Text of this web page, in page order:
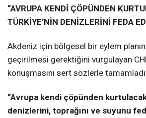
“AVRUPA KENDİ ÇÖPÜNDEN
TÜRKİYE’NİN DENİZLERİNİ FEDA
Akdeniz için bölgesel bir eylem
geçirilmesi gerektiğini vurgulayan
konuşmasını sert sözlerle
“Avrupa kendi çöpünden
denizlerini, toprağını ve suyunu